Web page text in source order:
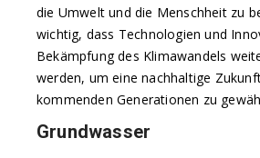
die Umwelt und die Menschheit zu
wichtig, dass Technologien und
Bekämpfung des Klimawandels
werden, um eine nachhaltige
kommenden Generationen zu
Grundwasser